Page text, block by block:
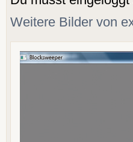
Weitere Bilder von